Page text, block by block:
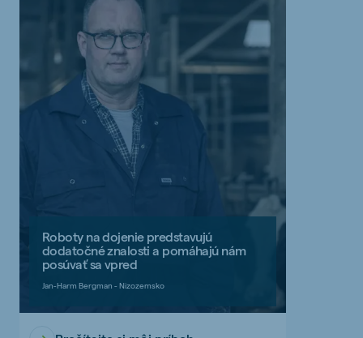
Roboty na dojenie predstavujú
dodatočné znalosti a pomáhajú nám
posúvať sa vpred
Jan-Harm Bergman - Nizozemsko